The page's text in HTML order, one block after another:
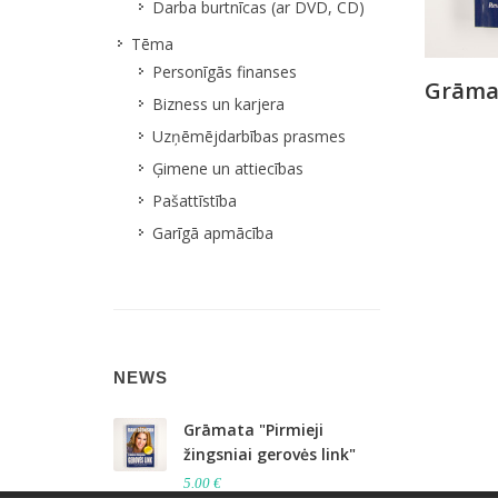
Darba burtnīcas (ar DVD, CD)
Tēma
Personīgās finanses
Bizness un karjera
Uzņēmējdarbības prasmes
Ģimene un attiecības
Pašattīstība
Garīgā apmācība
NEWS
Grāmata "Pirmieji
žingsniai gerovės link"
5.00 €